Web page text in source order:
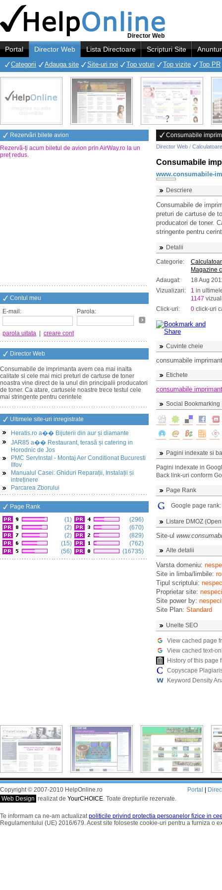
Director Web
Portal Director Web Lista Directoare Scripturi Site
Categorii Adauga site Site-uri noi Top voturi Top vizite Top PR
Rezervări bilete avion
Rezervă-ți acum biletul de avion prin AirWay.ro la un
preț redus.
Contul meu
E-mail:
Parola:
parola uitata creare cont
Director Web
Consumabile de imprimanta avem cea mai inalta
calitate si cele mai mici preturi de cartuse de toner
noastra vine direct de la unul din principalii producatori
de toner. Ca atare, cartusele noastre trece testul cele
mai stringente pentru cerintele
Ultimele site-uri inregistrate
Heratis.ro a�� Bijuterii din aur și diamante
JAR85 a�� Restaurant, terasă și catering in
Horodnic de Jos
PMC ServInstal - Montaj Aer Conditionat Bucuresti
Ilfov
Manualul Casei: Ghiduri Reparații, Instalații și
intreținere
Parcarea Zborului
Page Rank
(1)
(2)
(2)
(15)
(56)
(296)
(670)
(829)
(762)
(16735)
Consumabile
Director Web /
Consumabile
www.consumabile-
Descriere
Consumabile de
preturi de cartuse de
producatori de toner.
stringente pentru
Detalii
Categorie:
Magazine
Adaugat:
18 Aug
Vizualizari:
1 in
1147
Click-uri:
0 click-uri
Cuvinte cheie
consumabile
Etichete
consumabile
Social Bookmarking
Pagini indexate si
Pagini indexate in
Back link-uri conform
Page Rank
Google page rank:
Listare DMOZ
Site-ul
Alte detalii
Varsta domeniu:
Site in limba/limbile: ro
Tipul scriptului:
Proprietar site:
Site power by:
Site Plan: Standard
Unelte SEO
View cached page
View cached text-
History of this page
Copyscape
Keyword Density
Copyright © 2007-2010 HelpOnline.ro
Web Design realizat de YourCHOICE. Toate drepturile rezervate.
Portal
Te informam ca ne-am actualizatpoliticile privind protectia persoanelor fizice in
Regulamentului (UE) 2016/679. Acest site foloseste cookie-uri pentru a furniza o